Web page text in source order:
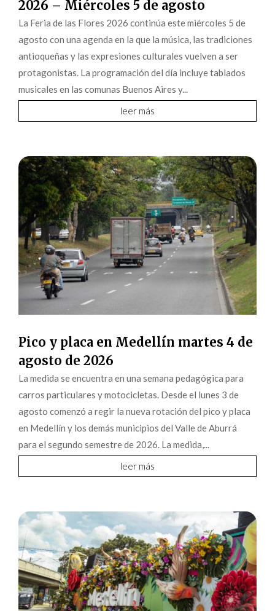
2026 – Miércoles 5 de agosto
La Feria de las Flores 2026 continúa este miércoles 5 de
agosto con una agenda en la que la música, las tradiciones
antioqueñas y las expresiones culturales vuelven a ser
protagonistas. La programación del día incluye tablados
musicales en las comunas Buenos Aires y...
leer más
Pico y placa en Medellín martes 4 de
agosto de 2026
La medida se encuentra en una semana pedagógica para
carros particulares y motocicletas. Desde el lunes 3 de
agosto comenzó a regir la nueva rotación del pico y placa
en Medellín y los demás municipios del Valle de Aburrá
para el segundo semestre de 2026. La medida,...
leer más